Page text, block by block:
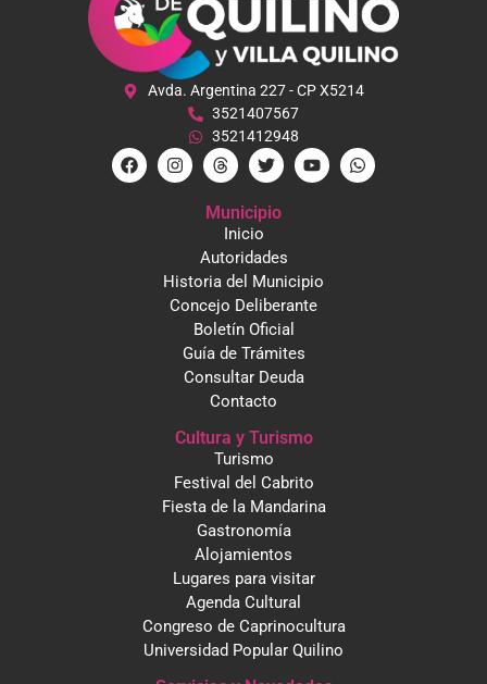
Avda. Argentina 227 - CP X5214
3521407567
3521412948
Municipio
Inicio
Autoridades
Historia del Municipio
Concejo Deliberante
Boletín Oficial
Guía de Trámites
Consultar Deuda
Contacto
Cultura y Turismo
Turismo
Festival del Cabrito
Fiesta de la Mandarina
Gastronomía
Alojamientos
Lugares para visitar
Agenda Cultural
Congreso de Caprinocultura
Universidad Popular Quilino